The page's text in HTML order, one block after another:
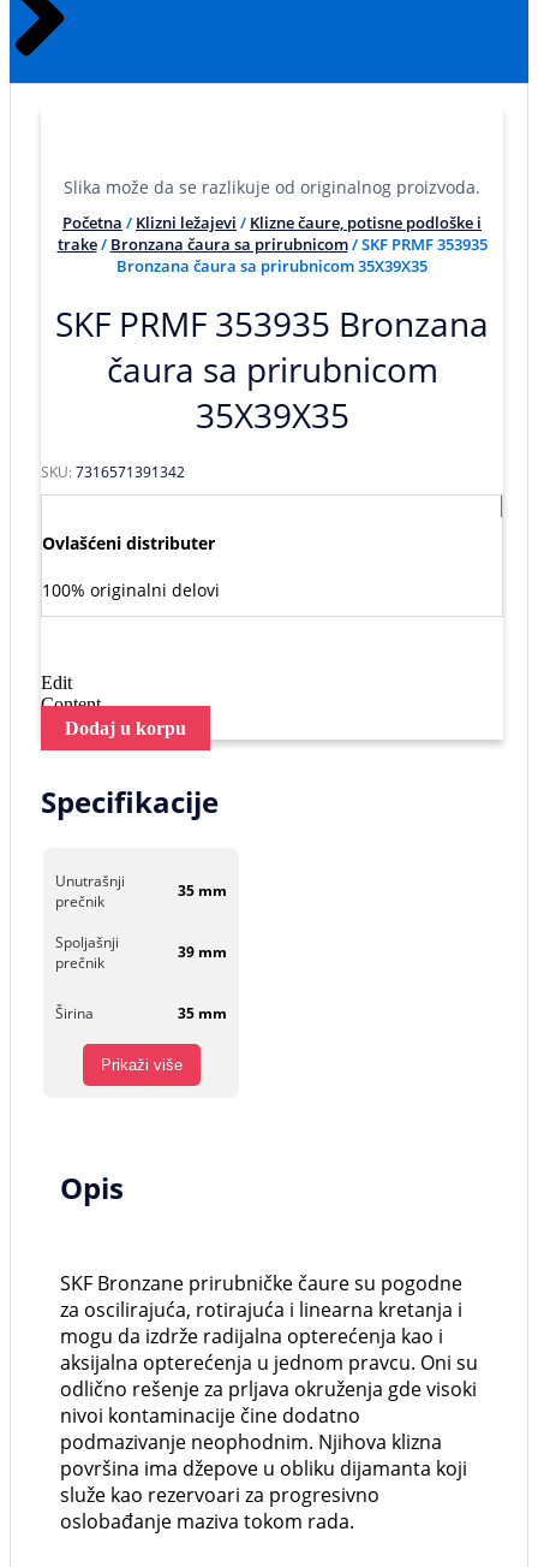
Slika može da se razlikuje od originalnog proizvoda.
Početna / Klizni ležajevi / Klizne čaure, potisne podloške i
trake/ Bronzana čaura sa prirubnicom/ SKF PRMF 353935
Bronzana čaura sa prirubnicom 35X39X35
SKF PRMF 353935 Bronzana
čaura sa prirubnicom
35X39X35
SKU:7316571391342
Ovlašćeni distributer
100% originalni delovi
Edit
Content
Dodaj u korpu
Specifikacije
Unutrašnji
prečnik
35 mm
Spoljašnji
prečnik
39 mm
Širina 35 mm
Prikaži više
Opis
SKF Bronzane prirubničke čaure su pogodne
za oscilirajuća, rotirajuća i linearna kretanja i
mogu da izdrže radijalna opterećenja kao i
aksijalna opterećenja u jednom pravcu. Oni su
odlično rešenje za prljava okruženja gde visoki
nivoi kontaminacije čine dodatno
podmazivanje neophodnim. Njihova klizna
površina ima džepove u obliku dijamanta koji
služe kao rezervoari za progresivno
oslobađanje maziva tokom rada.